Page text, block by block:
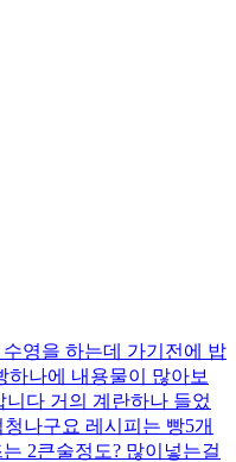
영을 하는데 가기전에 밥
하나에 내용물이 많아보
다 거의 계란하나 들었
나구요 레시피는 빵5개
2큰술정도? 많이넣는걸